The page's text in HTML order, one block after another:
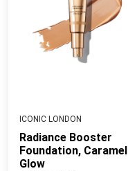
ICONIC LONDON
Radiance Booster
Foundation, Caramel
Glow